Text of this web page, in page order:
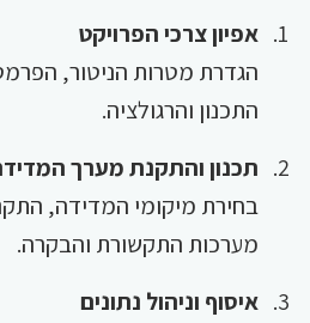
אפיון צרכי הפרויקט
הגדרת מטרות הניטור,
התכנון והרגולציה.
תכנון והתקנת מערך
בחירת מיקומי המדידה,
מערכות התקשורת והבקרה.
איסוף וניהול נתונים